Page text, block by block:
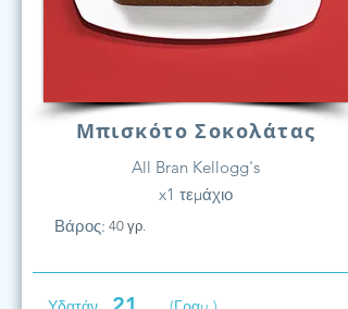
Μπισκότο Σοκολάτας
All Bran Kellogg's
x1 τεμάχιο
Βάρος: 40 γρ.